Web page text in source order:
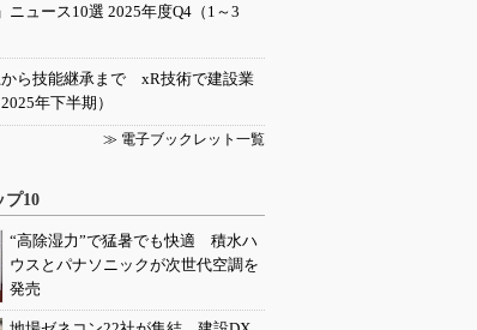
ニュース10選 2025年度Q4（1～3
ら技能継承まで xR技術で建設業
年下半期）
≫ 電子ブックレット一覧
プ10
“高除湿力”で猛暑でも快適 積水ハ
ウスとパナソニックが次世代空調を
発売